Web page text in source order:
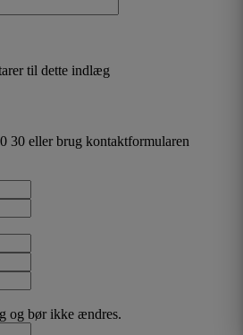
til dette indlæg
30 eller brug kontaktformularen
og bør ikke ændres.